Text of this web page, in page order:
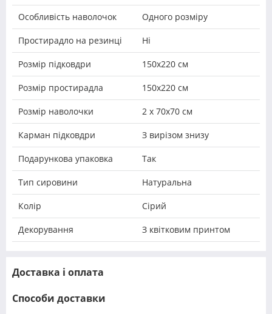
Особливість наволочок Одного розміру
Простирадло на резинці Ні
Розмір підковдри 150х220 см
Розмір простирадла 150х220 см
Розмір наволочки 2 х 70х70 см
Карман підковдри З вирізом знизу
Подарункова упаковка Так
Тип сировини Натуральна
Колір Сірий
Декорування З квітковим принтом
Доставка і оплата
Способи доставки